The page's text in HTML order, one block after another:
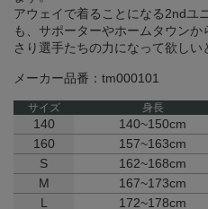
アウェイで着ることになる2ndユ
も、サポーターやホームタウン
さり選手たちの力になって欲しい
メーカー品番：tm000101
サイズ 身長
140 140~150cm
160
157~163cm
S
162~168cm
M
167~173cm
L
172~178cm